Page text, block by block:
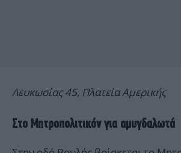
Λευκωσίας 45, Πλατεία Αμερικής
Στο Μητροπολιτικόν για αμυγδαλωτά